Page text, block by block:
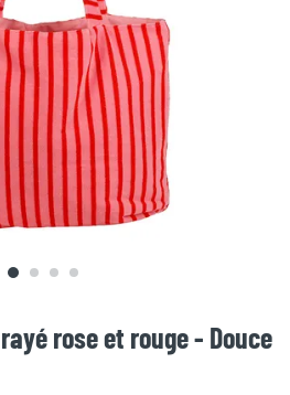
rose et rouge - Douce